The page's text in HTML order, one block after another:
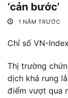
‘cản bước’
1 NĂM TRƯỚC
Chỉ số VN-
Thị trường
dịch khá rung
điểm vượt qua